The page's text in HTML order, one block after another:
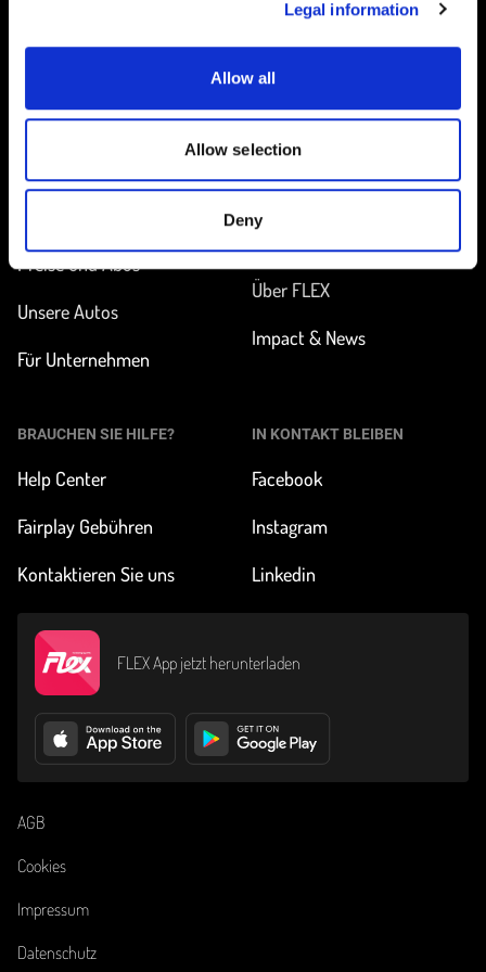
Legal information
Allow all
Allow selection
Deny
Preise und Abos
Unsere Autos
Für Unternehmen
Wie funktioniert
Über FLEX
Impact & News
BRAUCHEN SIE HILFE?
Help Center
Fairplay Gebühren
Kontaktieren Sie uns
IN KONTAKT BLEIBEN
Facebook
Instagram
Linkedin
FLEX App jetzt herunterladen
AGB
Cookies
Impressum
Datenschutz